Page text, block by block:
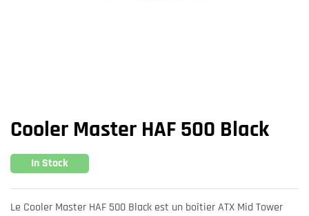
Cooler Master HAF 500 Black
In Stock
Le Cooler Master HAF 500 Black est un boîtier ATX Mid Tower